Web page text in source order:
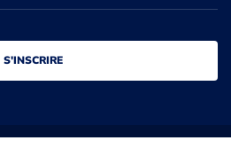
S'INSCRIRE